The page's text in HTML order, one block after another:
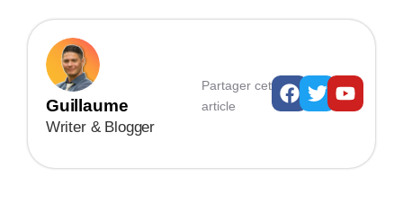
Guillaume
Writer & Blogger
Partager cet
article
Facebook
Twitter